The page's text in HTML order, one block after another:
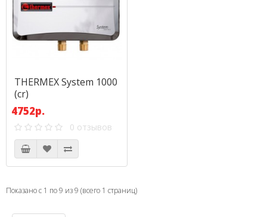
THERMEX System 1000
(cr)
4752р.
0 отзывов
Показано с 1 по 9 из 9 (всего 1 страниц)